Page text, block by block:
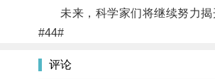
未来，科学家们将继续努力揭
#44#
评论